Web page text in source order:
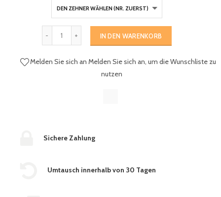
IN DEN WARENKORB
Melden Sie sich an Melden Sie sich an, um die Wunschliste zu
nutzen
Sichere Zahlung
Umtausch innerhalb von 30 Tagen